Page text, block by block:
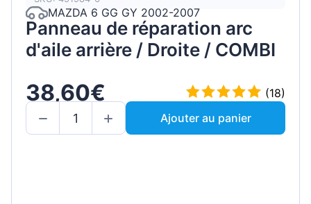
MAZDA 6 GG GY 2002-2007
Panneau de réparation arc
d'aile arrière / Droite / COMBI
38,60€
(18)
Ajouter au panier